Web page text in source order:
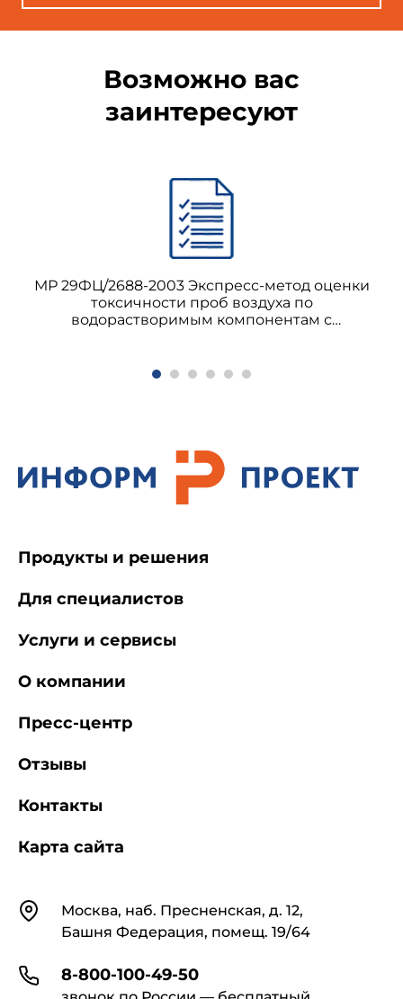
Возможно вас
заинтересуют
МР 29ФЦ/2688-2003 Экспресс-метод оценки
токсичности проб воздуха по
водорастворимым компонентам с
рекомендации
КонтактыМосква, наб. Пресненская, д. 12,
Башня Федерация, помещ. 19/64
8-800-100-49-50
Продукты и решения
Для специалистов
Услуги и сервисы
О компании
Пресс-центр
Отзывы
Контакты
Карта сайта